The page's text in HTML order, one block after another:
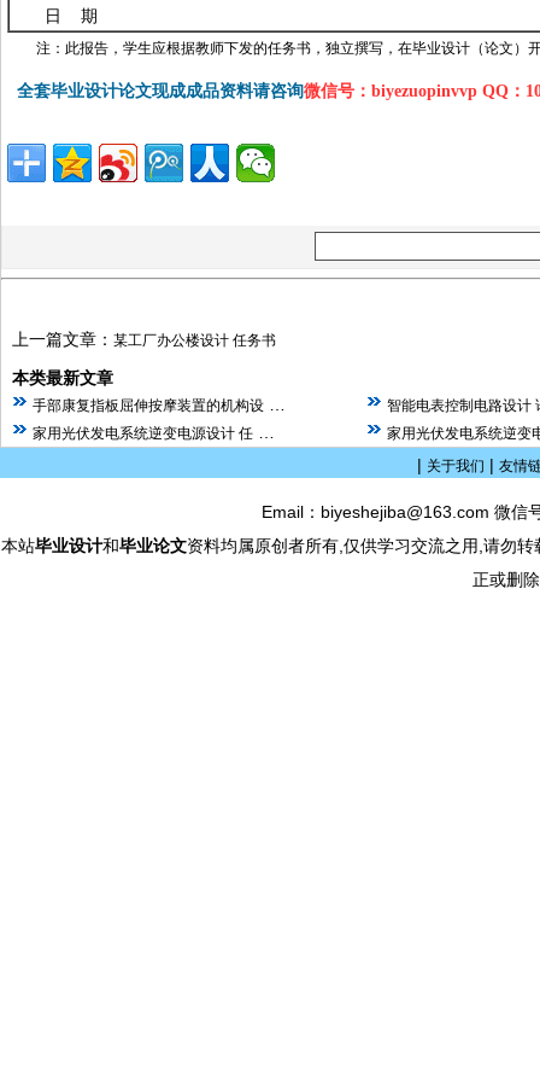
日 期
注：此报告，学生应根据教师下发的任务书，独立撰写，在毕业设计（论文）
全套毕业设计论文现成成品资料请咨询微信号：biyezuopinvvp QQ
上一篇文章： 某工厂办公楼设计 任务书
本类最新文章
手部康复指板屈伸按摩装置的机构设
智能电表控制电路设计
家用光伏发电系统逆变电源设计 任
家用光伏发电系统逆变
| 关于我们 | 友情
Email：biyeshejiba@163.com 微
本站毕业设计和毕业论文资料均属原创者所有,仅供学习交流之用,请勿
正或删